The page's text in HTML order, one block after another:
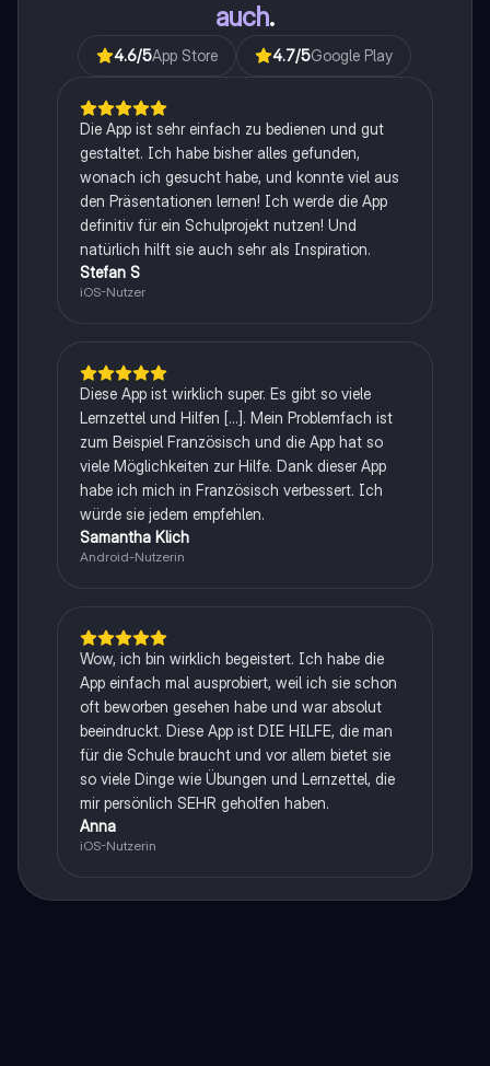
auch.
4.6/5App Store 4.7/5Google Play
Die App ist sehr einfach zu bedienen und gut
gestaltet. Ich habe bisher alles gefunden,
wonach ich gesucht habe, und konnte viel aus
den Präsentationen lernen! Ich werde die App
definitiv für ein Schulprojekt nutzen! Und
natürlich hilft sie auch sehr als Inspiration.
Stefan S
iOS-Nutzer
Diese App ist wirklich super. Es gibt so viele
Lernzettel und Hilfen [...]. Mein Problemfach ist
zum Beispiel Französisch und die App hat so
viele Möglichkeiten zur Hilfe. Dank dieser App
habe ich mich in Französisch verbessert. Ich
würde sie jedem empfehlen.
Samantha Klich
Android-Nutzerin
Wow, ich bin wirklich begeistert. Ich habe die
App einfach mal ausprobiert, weil ich sie schon
oft beworben gesehen habe und war absolut
beeindruckt. Diese App ist DIE HILFE, die man
für die Schule braucht und vor allem bietet sie
so viele Dinge wie Übungen und Lernzettel, die
mir persönlich SEHR geholfen haben.
Anna
iOS-Nutzerin